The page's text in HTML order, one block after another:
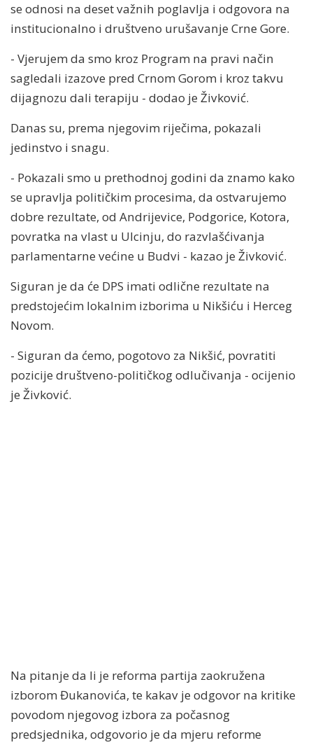
se odnosi na deset važnih poglavlja i odgovora na
institucionalno i društveno urušavanje Crne Gore.
- Vjerujem da smo kroz Program na pravi način
sagledali izazove pred Crnom Gorom i kroz takvu
dijagnozu dali terapiju - dodao je Živković.
Danas su, prema njegovim riječima, pokazali
jedinstvo i snagu.
- Pokazali smo u prethodnoj godini da znamo kako
se upravlja političkim procesima, da ostvarujemo
dobre rezultate, od Andrijevice, Podgorice, Kotora,
povratka na vlast u Ulcinju, do razvlašćivanja
parlamentarne većine u Budvi - kazao je Živković.
Siguran je da će DPS imati odlične rezultate na
predstojećim lokalnim izborima u Nikšiću i Herceg
Novom.
- Siguran da ćemo, pogotovo za Nikšić, povratiti
pozicije društveno-političkog odlučivanja - ocijenio
je Živković.
Na pitanje da li je reforma partija zaokružena
izborom Đukanovića, te kakav je odgovor na kritike
povodom njegovog izbora za počasnog
predsjednika, odgovorio je da mjeru reforme